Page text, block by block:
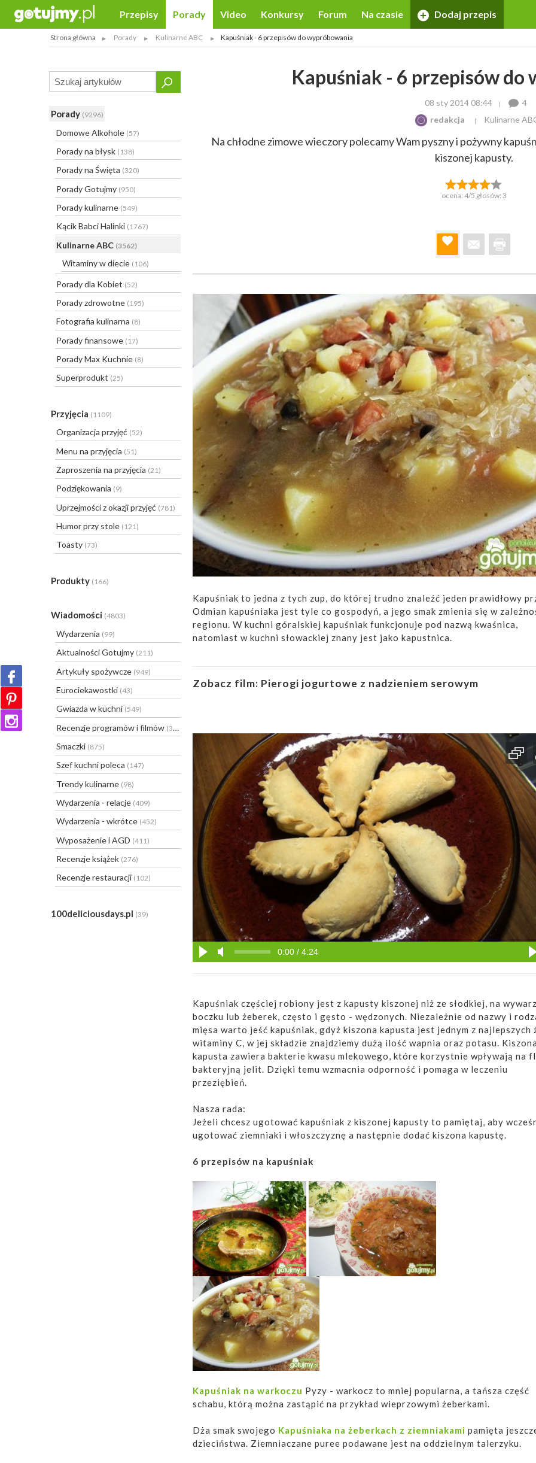
Przepisy Porady Video Konkursy Forum Na czasie Dodaj przepis
Strona główna Porady Kulinarne ABC Kapuśniak - 6 przepisów do wypróbowania
Porady (9296)
Domowe Alkohole (57)
Porady na błysk (138)
Porady na Święta (320)
Porady Gotujmy (950)
Porady kulinarne (549)
Kącik Babci Halinki (1767)
Kulinarne ABC (3562)
Witaminy w diecie (106)
Porady dla Kobiet (52)
Porady zdrowotne (195)
Fotografia kulinarna (8)
Porady finansowe (17)
Porady Max Kuchnie (8)
Superprodukt (25)
Przyjęcia (1109)
Organizacja przyjęć (52)
Menu na przyjęcia (51)
Zaproszenia na przyjęcia (21)
Podziękowania (9)
Uprzejmości z okazji przyjęć (781)
Humor przy stole (121)
Toasty (73)
Produkty (166)
Wiadomości (4803)
Wydarzenia (99)
Aktualności Gotujmy (211)
Artykuły spożywcze (949)
Eurociekawostki (43)
Gwiazda w kuchni (549)
Recenzje programów i filmów (31)
Smaczki (875)
Szef kuchni poleca (147)
Trendy kulinarne (98)
Wydarzenia - relacje (409)
Wydarzenia - wkrótce (452)
Wyposażenie i AGD (411)
Recenzje książek (276)
Recenzje restauracji (102)
100deliciousdays.pl (39)
Kapuśniak - 6 przepisów do
08 sty 2014 08:44
4
redakcja
Kulinarne
Na chłodne zimowe wieczory polecamy Wam pyszny i pożywny
kiszonej kapusty.
ocena: 4/5 głosów: 3
Kapuśniak to jedna z tych zup, do której trudno znaleźć jeden prawidłowy
Odmian kapuśniaka jest tyle co gospodyń, a jego smak zmienia się w
regionu. W kuchni góralskiej kapuśniak funkcjonuje pod nazwą kwaśnica,
natomiast w kuchni słowackiej znany jest jako kapustnica.
Zobacz film: Pierogi jogurtowe z nadzieniem serowym
0:00 / 4:24
Kapuśniak częściej robiony jest z kapusty kiszonej niż ze słodkiej, na
boczku lub żeberek, często i gęsto - wędzonych. Niezależnie od nazwy i
mięsa warto jeść kapuśniak, gdyż kiszona kapusta jest jednym z najlepszych
witaminy C, w jej składzie znajdziemy dużą ilość wapnia oraz potasu.
kapusta zawiera bakterie kwasu mlekowego, które korzystnie wpływają na
bakteryjną jelit. Dzięki temu wzmacnia odporność i pomaga w leczeniu
przeziębień.
Nasza rada:
Jeżeli chcesz ugotować kapuśniak z kiszonej kapusty to pamiętaj, aby
ugotować ziemniaki i włoszczyznę a następnie dodać kiszona kapustę.
6 przepisów na kapuśniak
Kapuśniak na warkoczu Pyzy - warkocz to mniej popularna, a tańsza część
schabu, którą można zastąpić na przykład wieprzowymi żeberkami.
Dża smak swojego Kapuśniaka na żeberkach z ziemniakami pamięta
dzieciństwa. Ziemniaczane puree podawane jest na oddzielnym talerzyku.